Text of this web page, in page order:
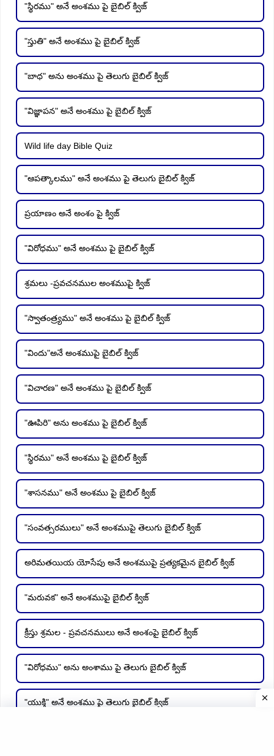
"స్థిరము" అనే అంశము పై బైబిల్ క్విజ్
"స్తుతి" అనే అంశము పై బైబిల్ క్విజ్
"బాధ" అను అంశము పై తెలుగు బైబిల్ క్విజ్
"విజ్ఞాపన" అనే అంశము పై బైబిల్ క్విజ్
Wild life day Bible Quiz
"ఆపత్కాలము" అనే అంశము పై తెలుగు బైబిల్ క్విజ్
ప్రయాణం అనే అంశం పై క్విజ్
"విరోధము" అనే అంశము పై బైబిల్ క్విజ్
శ్రమలు -ప్రవచనముల అంశముపై క్విజ్
"స్వాతంత్ర్యము" అనే అంశము పై బైబిల్ క్విజ్
"విందు"అనే అంశముపై బైబిల్ క్విజ్
"విచారణ" అనే అంశము పై బైబిల్ క్విజ్
"ఊపిరి" అను అంశము పై బైబిల్ క్విజ్
"స్థిరము" అనే అంశము పై బైబిల్ క్విజ్
"శాసనము" అనే అంశము పై బైబిల్ క్విజ్
"సంవత్సరములు" అనే అంశముపై తెలుగు బైబిల్ క్విజ్
అరిమతయియ యోసేపు అనే అంశముపై ప్రత్యకమైన బైబిల్ క్విజ్
"మరువక" అనే అంశముపై బైబిల్ క్విజ్
క్రీస్తు శ్రమల - ప్రవచనములు అనే అంశంపై బైబిల్ క్విజ్
"విరోధము" అను అంశాము పై తెలుగు బైబిల్ క్విజ్
"యుక్తి" అనే అంశము పై తెలుగు బైబిల్ క్విజ్